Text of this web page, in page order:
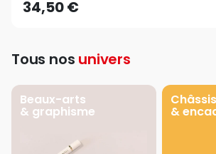
34,50 €
Tous nos univers
Beaux-arts
& graphisme
Châssis
&